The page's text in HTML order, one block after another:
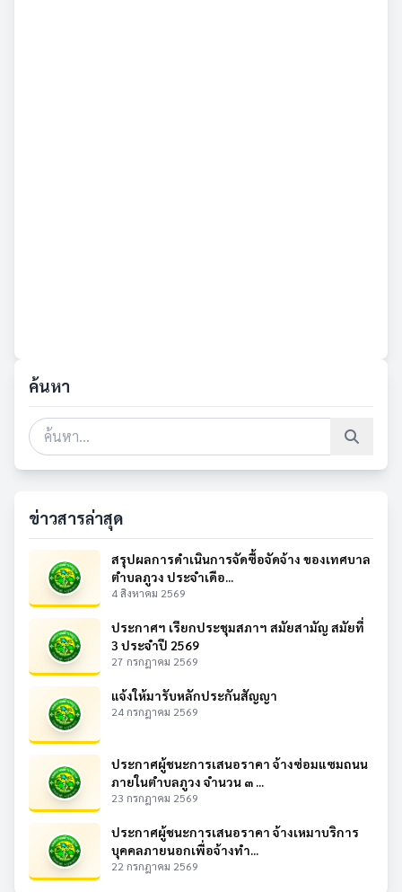
ค้นหา
ข่าวสารล่าสุด
สรุปผลการดำเนินการจัดซื้อจัดจ้าง ของเทศบาล
ตำบลภูวง ประจำเดือ...
4 สิงหาคม 2569
ประกาศฯ เรียกประชุมสภาฯ สมัยสามัญ สมัยที่
3 ประจำปี 2569
27 กรกฎาคม 2569
แจ้งให้มารับหลักประกันสัญญา
24 กรกฎาคม 2569
ประกาศผู้ชนะการเสนอราคา จ้างซ่อมแซมถนน
ภายในตำบลภูวง จำนวน ๓ ...
23 กรกฎาคม 2569
ประกาศผู้ชนะการเสนอราคา จ้างเหมาบริการ
บุคคลภายนอกเพื่อจ้างทำ...
22 กรกฎาคม 2569